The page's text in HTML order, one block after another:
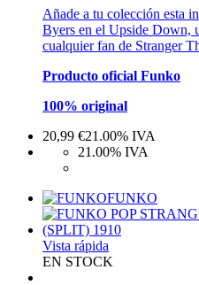
Añade a tu colección esta
Byers en el Upside Down,
cualquier fan de Stranger
Producto oficial Funko
100% original
20,99 €21.00% IVA
21.00% IVA
FUNKO
Vista rápida
EN STOCK